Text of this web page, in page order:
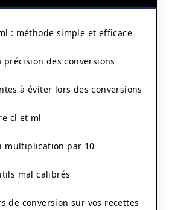
: méthode simple et efficace
des conversions
à éviter lors des conversions
cl et ml
multiplication par 10
mal calibrés
de conversion sur vos recettes